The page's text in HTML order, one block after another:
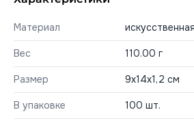
Материал
Вес 110.00 г
Размер 9x14х1,2 см
В упаковке 100 шт.